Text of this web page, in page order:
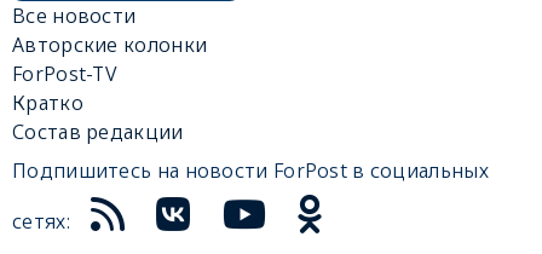
Все новости
Авторские колонки
ForPost-TV
Кратко
Состав редакции
Подпишитесь на новости ForPost в социальных
сетях: